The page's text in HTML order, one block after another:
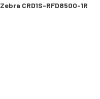
Zebra CRD1S-RFD8500-1R